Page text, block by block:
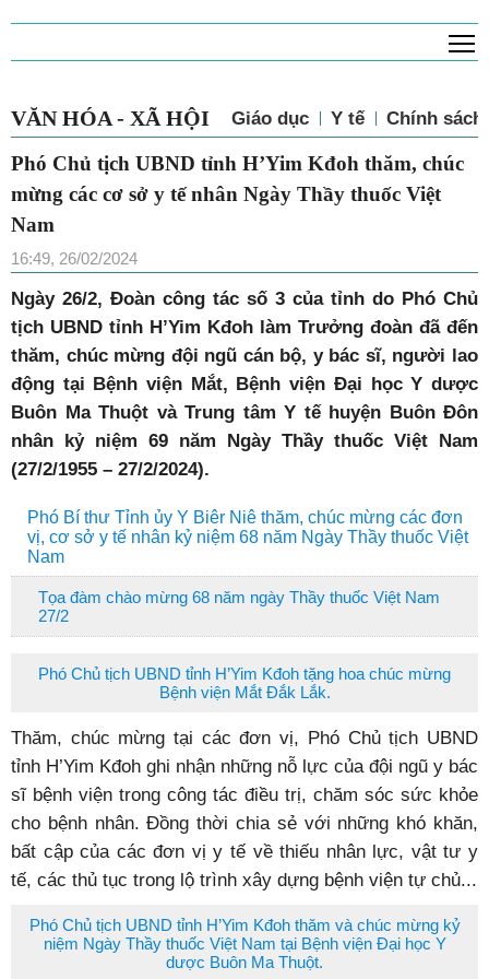
VĂN HÓA - XÃ HỘI Giáo dục Y tế Chính sách
Phó Chủ tịch UBND tỉnh H’Yim Kđoh thăm, chúc
mừng các cơ sở y tế nhân Ngày Thầy thuốc Việt
Nam
16:49, 26/02/2024
Ngày 26/2, Đoàn công tác số 3 của tỉnh do Phó Chủ
tịch UBND tỉnh H’Yim Kđoh làm Trưởng đoàn đã đến
thăm, chúc mừng đội ngũ cán bộ, y bác sĩ, người lao
động tại Bệnh viện Mắt, Bệnh viện Đại học Y dược
Buôn Ma Thuột và Trung tâm Y tế huyện Buôn Đôn
nhân kỷ niệm 69 năm Ngày Thầy thuốc Việt Nam
(27/2/1955 – 27/2/2024).
Phó Bí thư Tỉnh ủy Y Biêr Niê thăm, chúc mừng các đơn
vị, cơ sở y tế nhân kỷ niệm 68 năm Ngày Thầy thuốc Việt
Nam
Tọa đàm chào mừng 68 năm ngày Thầy thuốc Việt Nam
27/2
Phó Chủ tịch UBND tỉnh H’Yim Kđoh tặng hoa chúc mừng
Bệnh viện Mắt Đắk Lắk.
Thăm, chúc mừng tại các đơn vị, Phó Chủ tịch UBND
tỉnh H’Yim Kđoh ghi nhận những nỗ lực của đội ngũ y bác
sĩ bệnh viện trong công tác điều trị, chăm sóc sức khỏe
cho bệnh nhân. Đồng thời chia sẻ với những khó khăn,
bất cập của các đơn vị y tế về thiếu nhân lực, vật tư y
tế, các thủ tục trong lộ trình xây dựng bệnh viện tự chủ...
Phó Chủ tịch UBND tỉnh H’Yim Kđoh thăm và chúc mừng kỷ
niệm Ngày Thầy thuốc Việt Nam tại Bệnh viện Đại học Y
dược Buôn Ma Thuột.